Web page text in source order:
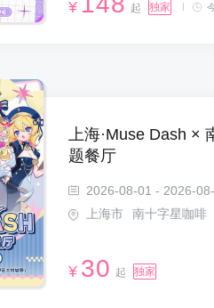
¥ 起 独家
上海·Muse Dash ×
题餐厅
2026-08-01 - 2026-
上海市
南十字星咖啡
¥ 30 起 独家